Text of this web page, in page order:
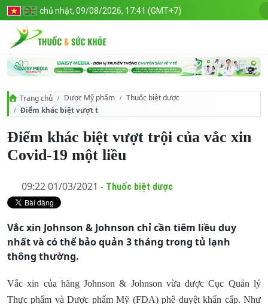
chủ nhật, 09/08/2026, 17:41 (GMT+7)
Trang chủ Dược Mỹ phẩm
Thuốc biệt dược
Điểm khác biệt vượt trội của vắc xin Covid-19 một liều
Điểm khác biệt vượt trội của vắc xin
Covid-19 một liều
09:22 01/03/2021 - Thuốc biệt dược
Vắc xin Johnson & Johnson chỉ cần tiêm liều duy
nhất và có thể bảo quản 3 tháng trong tủ lạnh
thông thường.
Vắc xin của hãng Johnson & Johnson vừa được Cục Quản lý
Thực phẩm và Dược phẩm Mỹ (FDA) phê duyệt khẩn cấp. Như